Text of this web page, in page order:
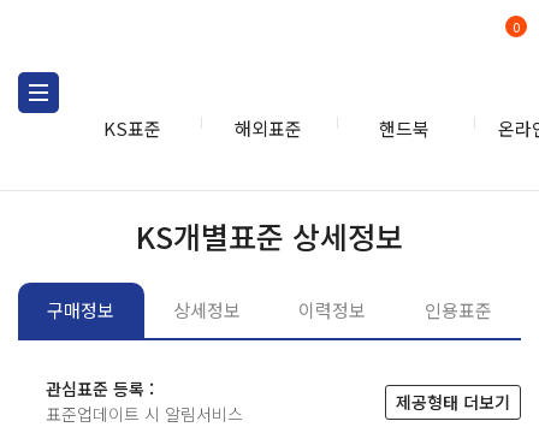
KS표준 해외표준 핸드북 온라
0
KS개별표준 상세정보
구매정보 상세정보 이력정보 인용표준
관심표준 등록 :
표준업데이트 시 알림서비스
제공형태 더보기